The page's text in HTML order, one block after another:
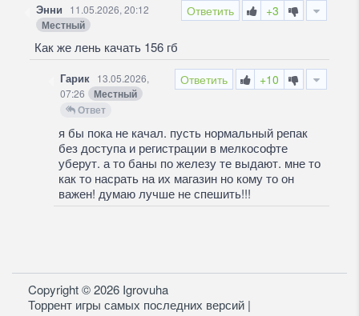
Ответить +3
Энни 11.05.2026, 20:12
Местный
Как же лень качать 156 гб
Ответить +10
Гарик 13.05.2026,
07:26
Местный
Ответ
я бы пока не качал. пусть нормальный репак
без доступа и регистрации в мелкософте
уберут. а то баны по железу те выдают. мне то
как то насрать на их магазин но кому то он
важен! думаю лучше не спешить!!!
Copyright © 2026 Igrovuha
Торрент игры самых последних версий |